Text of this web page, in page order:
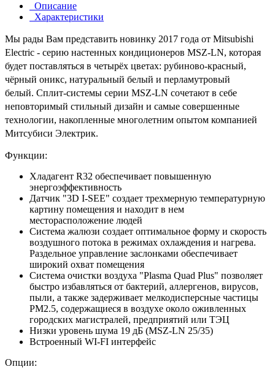
Описание
Характеристики
Мы рады Вам представить новинку 2017 года от Mitsubishi
Electric - серию настенных кондиционеров MSZ-LN, которая
будет поставляться в четырёх цветах: рубиново-красный,
чёрный оникс, натуральный белый и перламутровый
белый. Сплит-системы серии MSZ-LN сочетают в себе
неповторимый стильный дизайн и самые совершенные
технологии, накопленные многолетним опытом компанией
Митсубиси Электрик.
Функции:
Хладагент R32 обеспечивает повышенную
энергоэффективность
Датчик "3D I-SEE" создает трехмерную температурную
картину помещения и находит в нем
месторасположение людей
Система жалюзи создает оптимальное форму и скорость
воздушного потока в режимах охлаждения и нагрева.
Раздельное управление заслонками обеспечивает
широкий охват помещения
Система очистки воздуха "Plasma Quad Plus" позволяет
быстро избавляться от бактерий, аллергенов, вирусов,
пыли, а также задерживает мелкодисперсные частицы
PM2.5, содержащиеся в воздухе около оживленных
городских магистралей, предприятий или ТЭЦ
Низки уровень шума 19 дБ (MSZ-LN 25/35)
Встроенный WI-FI интерфейс
Опции: